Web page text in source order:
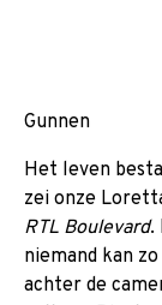
Gunnen
Het leven
zei onze
RTL Boulevard.
niemand kan
achter de